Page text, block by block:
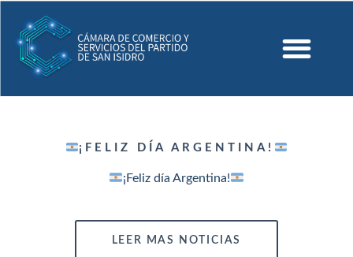
¡FELIZ DÍA ARGENTINA!
¡Feliz día Argentina!
LEER MAS NOTICIAS